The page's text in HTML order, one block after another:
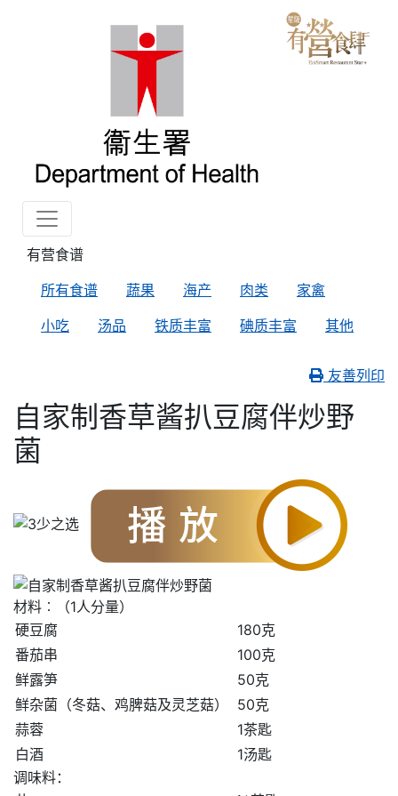
有营食谱
所有食谱
蔬果 海产 肉类
家禽
小吃
汤品 铁质丰富 碘质丰富 其他
友善列印
自家制香草酱扒豆腐伴炒野
菌
材料︰（1人分量）
硬豆腐
180克
番茄串
100克
鲜露笋
50克
鲜杂菌（冬菇、鸡脾菇及灵芝菇）
50克
蒜蓉
1茶匙
白酒
1汤匙
调味料：